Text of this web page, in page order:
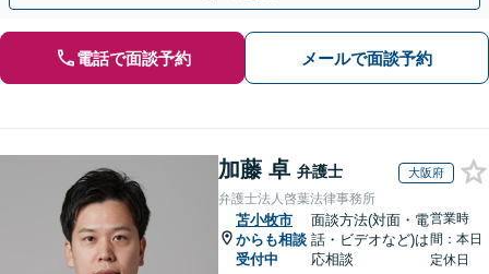
電話で面談予約 メールで面談予約
加藤 卓 弁護士 大阪府
弁護士法人啓葉法律事務所
苫小牧市
からも相談
受付中
面談方法(対面・電
話・ビデオなど)は
応相談
営業時
間：本日
定休日